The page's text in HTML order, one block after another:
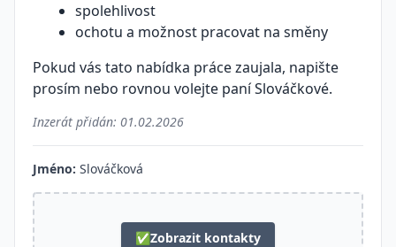
spolehlivost
ochotu a možnost pracovat na směny
Pokud vás tato nabídka práce zaujala, napište
prosím nebo rovnou volejte paní Slováčkové.
Inzerát přidán: 01.02.2026
Jméno: Slováčková
✅Zobrazit kontakty